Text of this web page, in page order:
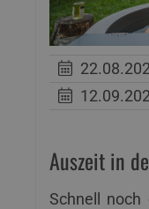
Auszeit in
Schnell